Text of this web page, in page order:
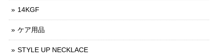
14KGF
ケア用品
STYLE UP NECKLACE